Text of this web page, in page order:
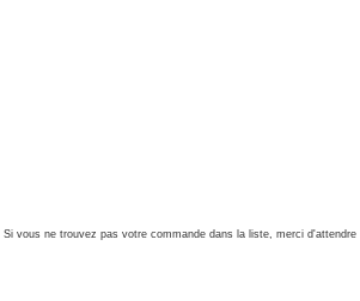
Si vous ne trouvez pas votre commande dans la liste, merci